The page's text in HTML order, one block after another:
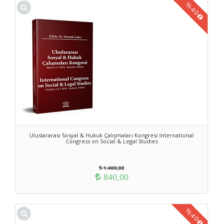
Uluslararası Sosyal & Hukuk Çalışmaları Kongresi International
Congress on Social & Legal Studies
%40
1.400,00
840,00
%40